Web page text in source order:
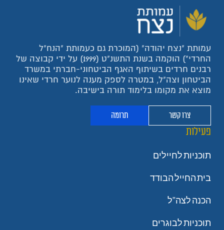
עמותת "נצח יהודה" (המוכרת גם כעמותת "הנח"ל
החרדי") הוקמה בשנת התשנ"ט (1999) על ידי קבוצה של
רבנים חרדים בשיתוף האגף הביטחוני-חברתי במשרד
הביטחון וצה"ל, במטרה לספק מענה לנוער חרדי שאינו
מוצא את מקומו בלימוד תורה בישיבה.
צרו קשר תרומה
פעילות
תוכניות לחיילים
בית החייל הבודד
הכנה לצה"ל
תוכניות לבוגרים